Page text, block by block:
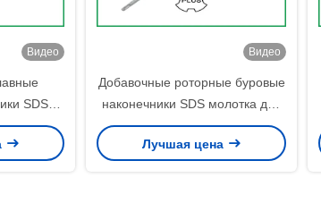
Видео
SDS
Видео
Добавочные роторные буровые
наконечники SDS молотка для
типа песка u каннелюру
кирпича взорвали
Лучшая цена